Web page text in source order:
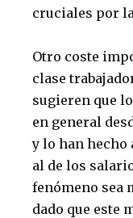
cruciales por
Otro coste
clase
sugieren que
en general
y lo han hecho
al de los
fenómeno sea
dado que este